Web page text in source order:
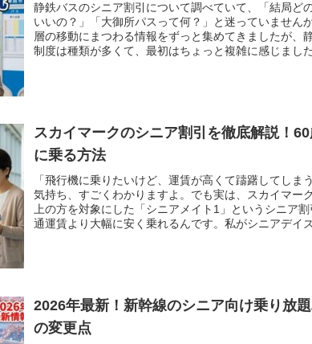
静鉄バスのシニア割引について調べていて、「結局ど
いいの？」「大御所パスって何？」と迷っていません
層の移動にまつわる情報をずっと集めてきましたが、
制度は種類が多くて、最初はちょっと複雑に感じまし
スカイマークのシニア割引を徹底解説！
に乗る方法
「飛行機に乗りたいけど、運賃が高くて躊躇してし
気持ち、すごくわかりますよ。でも実は、スカイマー
上の方を対象にした「シニアメイト1」というシニア
通運賃より大幅に安く乗れるんです。私がシニアデイズ
2026年最新！新幹線のシニア向け乗り放題
の変更点